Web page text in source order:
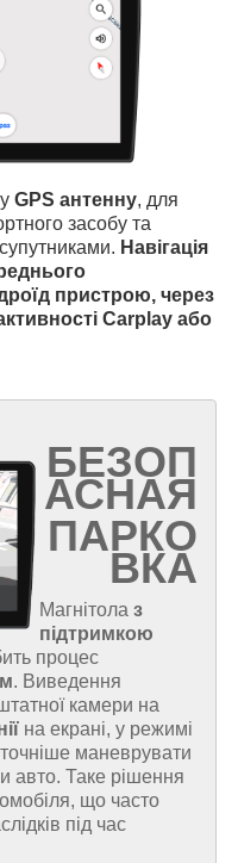
GPS антенну, для
засобу та
Навігація
пристрою, через
Carplay або
БЕЗОП
АСНАЯ
ПАРКО
ВКА
Магнітола з
підтримкою
процес
. Виведення
камери на
на екрані, у режимі
маневрувати
авто. Таке рішення
що часто
під час